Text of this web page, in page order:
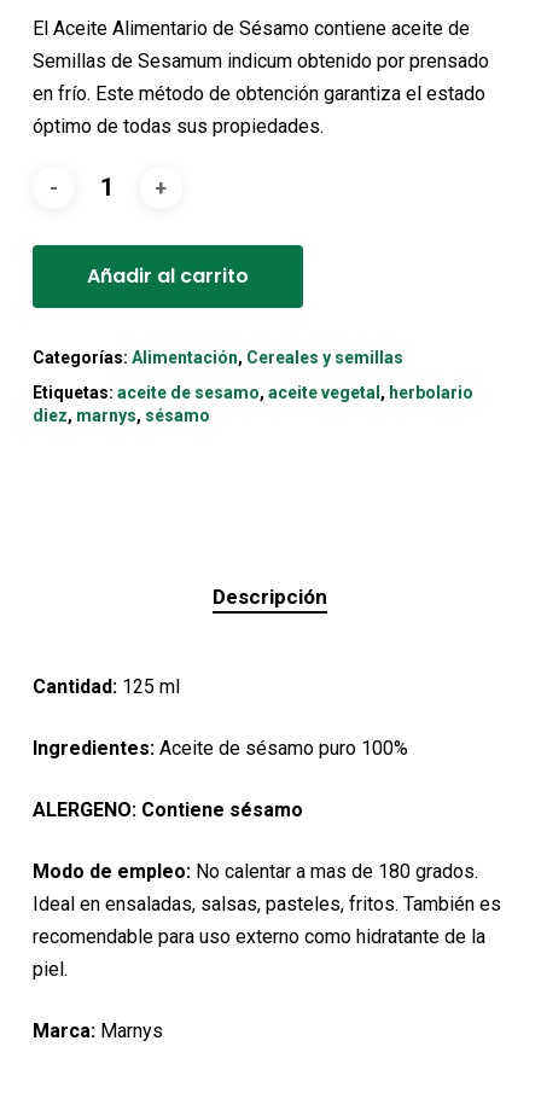
original
era:
7,20€.
actual
es:
6,85€.
El Aceite Alimentario de Sésamo contiene aceite de
Semillas de Sesamum indicum obtenido por prensado
en frío. Este método de obtención garantiza el estado
óptimo de todas sus propiedades.
Añadir al carrito
Categorías: Alimentación, Cereales y semillas
Etiquetas: aceite de sesamo, aceite vegetal , herbolario
diez, marnys, sésamo
Descripción
Cantidad:125 ml
Ingredientes: Aceite de sésamo puro 100%
ALERGENO: Contiene sésamo
Modo de empleo: No calentar a mas de 180 grados.
Ideal en ensaladas, salsas, pasteles, fritos. También es
recomendable para uso externo como hidratante de la
piel.
Marca:Marnys